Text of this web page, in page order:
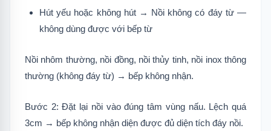
Hút yếu hoặc không hút → Nồi không có đáy từ —
không dùng được với bếp từ
Nồi nhôm thường, nồi đồng, nồi thủy tinh, nồi inox thông
thường (không đáy từ) → bếp không nhận.
Bước 2: Đặt lại nồi vào đúng tâm vùng nấu. Lệch quá
3cm → bếp không nhận diện được đủ diện tích đáy nồi.